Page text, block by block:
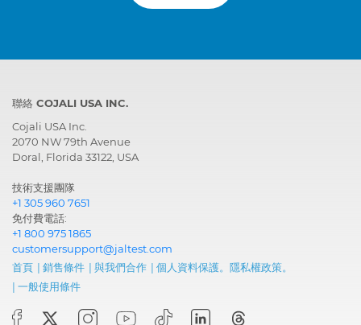
聯絡 COJALI USA INC.
Cojali USA Inc.
2070 NW 79th Avenue
Doral, Florida 33122, USA
技術支援團隊
+1 305 960 7651
免付費電話:
+1 800 975 1865
customersupport@jaltest.com
首頁 | 銷售條件 | 與我們合作 | 個人資料保護。隱私權政策。
| 一般使用條件